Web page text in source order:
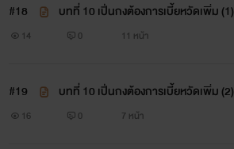
#18 บทที่ 10 เปิ่นกงต้องการเบี้ยหวัดเพิ่ม (1)
14 0 11 หน้า
#19 บทที่ 10 เปิ่นกงต้องการเบี้ยหวัดเพิ่ม (2)
16 0 7 หน้า